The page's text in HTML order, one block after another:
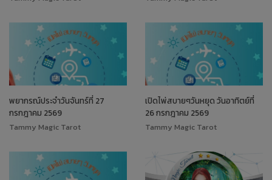
พยากรณ์ประจำวันจันทร์ที่ 27
กรกฎาคม 2569
Tammy Magic Tarot
เปิดไพ่สบายๆวันหยุด วันอาทิตย์ที่
26 กรกฎาคม 2569
Tammy Magic Tarot